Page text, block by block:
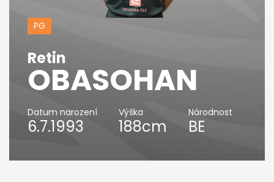
PG
Retin
OBASOHAN
Datum narození
6.7.1993
Výška
188cm
Národnost
BE